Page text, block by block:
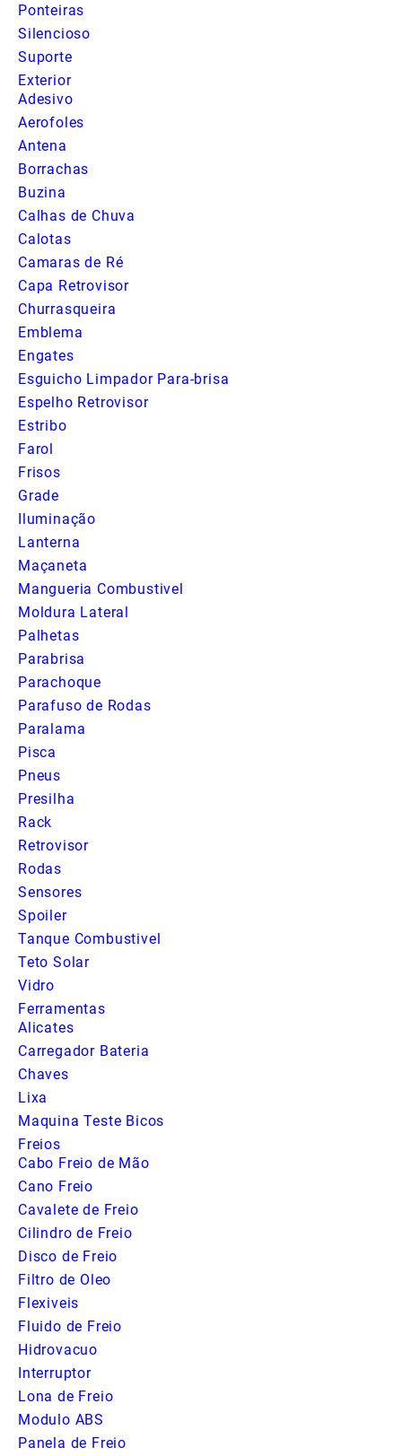
Ponteiras
Silencioso
Suporte
Exterior
Adesivo
Aerofoles
Antena
Borrachas
Buzina
Calhas de Chuva
Calotas
Camaras de Ré
Capa Retrovisor
Churrasqueira
Emblema
Engates
Esguicho Limpador Para-brisa
Espelho Retrovisor
Estribo
Farol
Frisos
Grade
Iluminação
Lanterna
Maçaneta
Mangueria Combustivel
Moldura Lateral
Palhetas
Parabrisa
Parachoque
Parafuso de Rodas
Paralama
Pisca
Pneus
Presilha
Rack
Retrovisor
Rodas
Sensores
Spoiler
Tanque Combustivel
Teto Solar
Vidro
Ferramentas
Alicates
Carregador Bateria
Chaves
Lixa
Maquina Teste Bicos
Freios
Cabo Freio de Mão
Cano Freio
Cavalete de Freio
Cilindro de Freio
Disco de Freio
Filtro de Oleo
Flexiveis
Fluido de Freio
Hidrovacuo
Interruptor
Lona de Freio
Modulo ABS
Panela de Freio